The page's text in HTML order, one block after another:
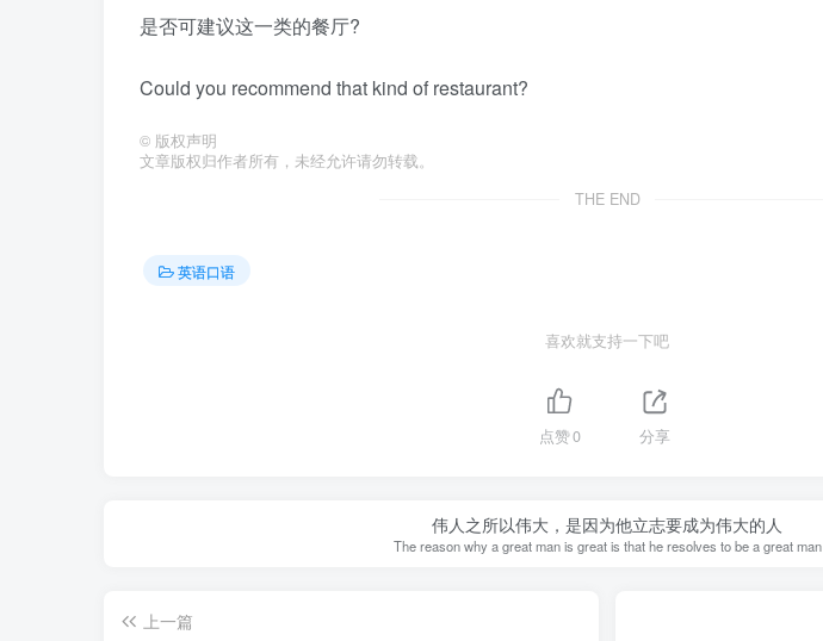
是否可建议这一类的餐厅?
Could you recommend that kind of restaurant?
© 版权声明
文章版权归作者所有，未经允许请勿转载。
THE END
英语口语
喜欢就支持一下吧
点赞0 分享
伟人之所以伟大，是因为他立志要成为伟大的人
The reason why a great man is great is that he resolves to be a great man
上一篇